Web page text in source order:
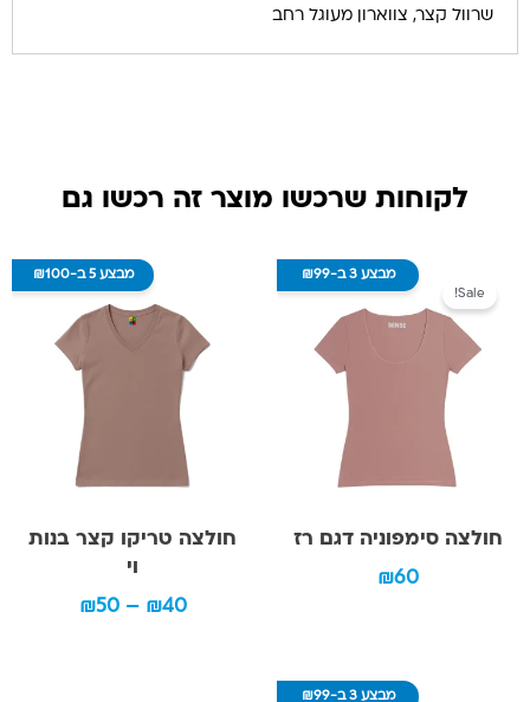
שרוול קצר, צווארון מעוגל רחב
לקוחות שרכשו מוצר זה רכשו גם
מבצע 3 ב-₪99
Sale!
חולצה סימפוניה דגם רז
₪60
למוצר זה יש מספר סוגים. ניתן לבחור את האפשרויות בעמוד
מבצע 5 ב-₪100
חולצה טריקו קצר בנות
וי
₪40
–
₪50
טווח מחירים:
למוצר זה יש מספר
מבצע 3 ב-₪99
למוצר זה יש מספר סוגים. ניתן לבחור את האפשרויות בעמוד